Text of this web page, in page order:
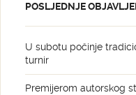
POSLJEDNJE
U subotu počinje
turnir
Premijerom autorskog